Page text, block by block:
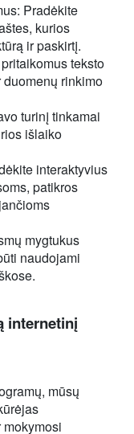
Pradėkite
kurios
ir paskirtį.
teksto
rinkimo
turinį tinkamai
išlaiko
interaktyvius
patikros
mygtukus
naudojami
internetinį
mūsų